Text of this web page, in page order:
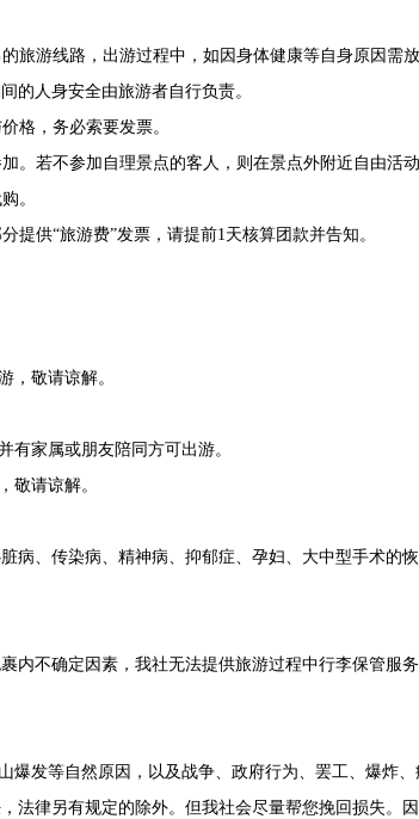
旅游线路，出游过程中，如因身体健康等自身原因需
的人身安全由旅游者自行负责。
格，务必索要发票。
。若不参加自理景点的客人，则在景点外附近自由活动
。
提供“旅游费”发票，请提前1天核算团款并告知。
，敬请谅解。
有家属或朋友陪同方可出游。
敬请谅解。
病、传染病、精神病、抑郁症、孕妇、大中型手术的
内不确定因素，我社无法提供旅游过程中行李保管服
爆发等自然原因，以及战争、政府行为、罢工、爆炸
法律另有规定的除外。但我社会尽量帮您挽回损失。